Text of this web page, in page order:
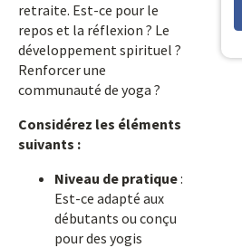
retraite. Est-ce pour le
repos et la réflexion ? Le
développement spirituel ?
Renforcer une
communauté de yoga ?
Considérez les éléments
suivants :
Niveau de pratique:
Est-ce adapté aux
débutants ou conçu
pour des yogis